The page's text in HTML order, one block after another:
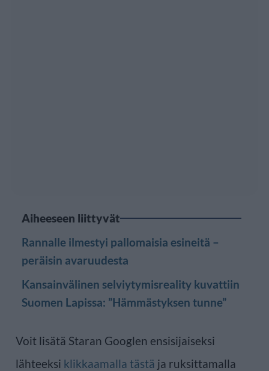
Aiheeseen liittyvät
Rannalle ilmestyi pallomaisia esineitä –
peräisin avaruudesta
Kansainvälinen selviytymisreality kuvattiin
Suomen Lapissa: ”Hämmästyksen tunne”
Voit lisätä Staran Googlen ensisijaiseksi
lähteeksi klikkaamalla tästä ja ruksittamalla